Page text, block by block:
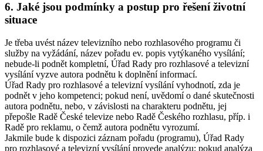
6. Jaké jsou podmínky a postup pro řešení životní
situace
Je třeba uvést název televizního nebo rozhlasového programu či
služby na vyžádání, název pořadu ev. popis vytýkaného vysílání;
nebude-li podnět kompletní, Úřad Rady pro rozhlasové a televizní
vysílání vyzve autora podnětu k doplnění informací.
Úřad Rady pro rozhlasové a televizní vysílání vyhodnotí, zda je
podnět v jeho kompetenci; pokud není, uvědomí o dané skutečnosti
autora podnětu, nebo, v závislosti na charakteru podnětu, jej
přepošle Radě České televize nebo Radě Českého rozhlasu, příp. i
Radě pro reklamu, o čemž autora podnětu vyrozumí.
Jakmile bude k dispozici záznam pořadu (programu), Úřad Rady
pro rozhlasové a televizní vysílání provede analýzu; pokud analýza